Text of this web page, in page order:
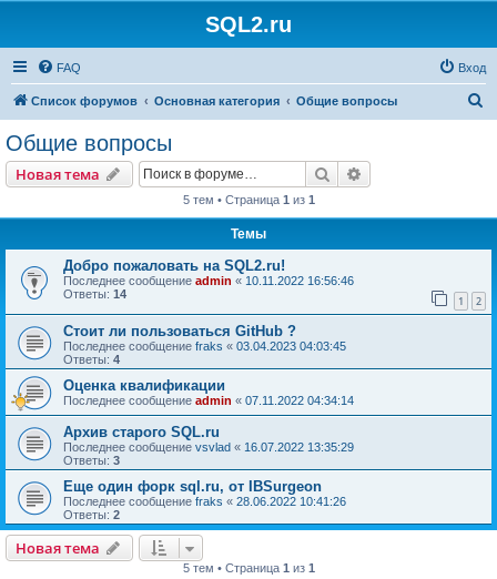
SQL2.ru
FAQ Вход
Список форумов Основная категория Общие вопросы
Общие вопросы
Новая тема Поиск
5 тем • Страница 1 из 1
Темы
Добро пожаловать на SQL2.ru!
Последнее сообщение admin « 10.11.2022 16:56:46
Ответы: 14 1 2
Стоит ли пользоваться GitHub ?
Последнее сообщение fraks « 03.04.2023 04:03:45
Ответы: 4
Оценка квалификации
Последнее сообщение admin « 07.11.2022 04:34:14
Архив старого SQL.ru
Последнее сообщение vsvlad « 16.07.2022 13:35:29
Ответы: 3
Еще один форк sql.ru, от IBSurgeon
Последнее сообщение fraks « 28.06.2022 10:41:26
Ответы: 2
Новая тема
5 тем • Страница 1 из 1